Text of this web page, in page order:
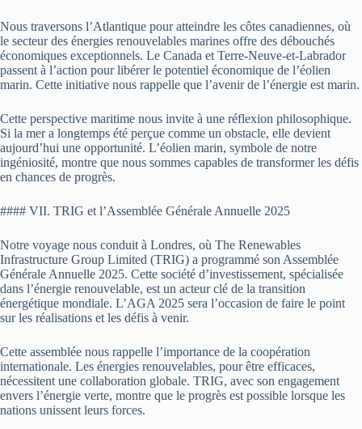
Nous traversons l’Atlantique pour atteindre les côtes canadiennes, où
le secteur des énergies renouvelables marines offre des débouchés
économiques exceptionnels. Le Canada et Terre-Neuve-et-Labrador
passent à l’action pour libérer le potentiel économique de l’éolien
marin. Cette initiative nous rappelle que l’avenir de l’énergie est marin.
Cette perspective maritime nous invite à une réflexion philosophique.
Si la mer a longtemps été perçue comme un obstacle, elle devient
aujourd’hui une opportunité. L’éolien marin, symbole de notre
ingéniosité, montre que nous sommes capables de transformer les défis
en chances de progrès.
#### VII. TRIG et l’Assemblée Générale Annuelle 2025
Notre voyage nous conduit à Londres, où The Renewables
Infrastructure Group Limited (TRIG) a programmé son Assemblée
Générale Annuelle 2025. Cette société d’investissement, spécialisée
dans l’énergie renouvelable, est un acteur clé de la transition
énergétique mondiale. L’AGA 2025 sera l’occasion de faire le point
sur les réalisations et les défis à venir.
Cette assemblée nous rappelle l’importance de la coopération
internationale. Les énergies renouvelables, pour être efficaces,
nécessitent une collaboration globale. TRIG, avec son engagement
envers l’énergie verte, montre que le progrès est possible lorsque les
nations unissent leurs forces.